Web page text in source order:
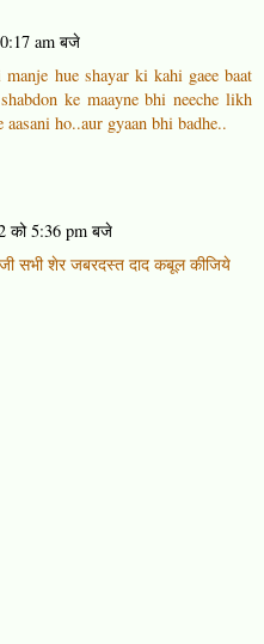
am बजे
hue shayar ki kahi gaee baat
ke maayne bhi neeche likh
ho..aur gyaan bhi badhe..
को 5:36 pm बजे
सभी शेर जबरदस्त दाद कबूल कीजिये